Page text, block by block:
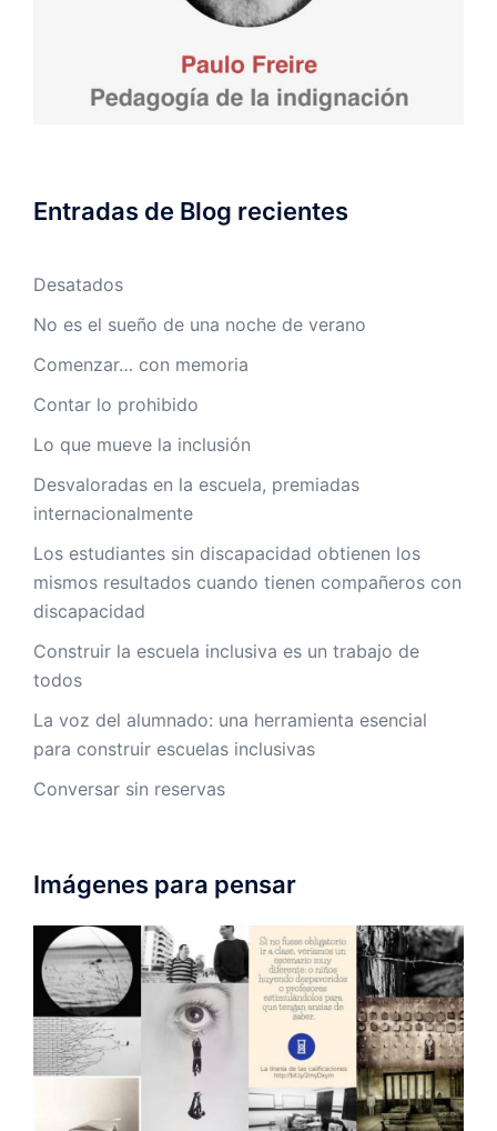
Entradas de Blog recientes
Desatados
No es el sueño de una noche de verano
Comenzar… con memoria
Contar lo prohibido
Lo que mueve la inclusión
Desvaloradas en la escuela, premiadas
internacionalmente
Los estudiantes sin discapacidad obtienen los
mismos resultados cuando tienen compañeros con
discapacidad
Construir la escuela inclusiva es un trabajo de
todos
La voz del alumnado: una herramienta esencial
para construir escuelas inclusivas
Conversar sin reservas
Imágenes para pensar